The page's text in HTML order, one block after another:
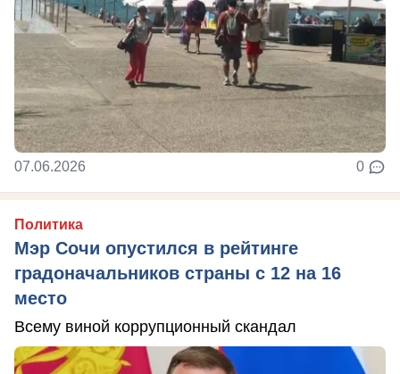
07.06.2026 0
Политика
Мэр Сочи опустился в рейтинге
градоначальников страны с 12 на 16
место
Всему виной коррупционный скандал